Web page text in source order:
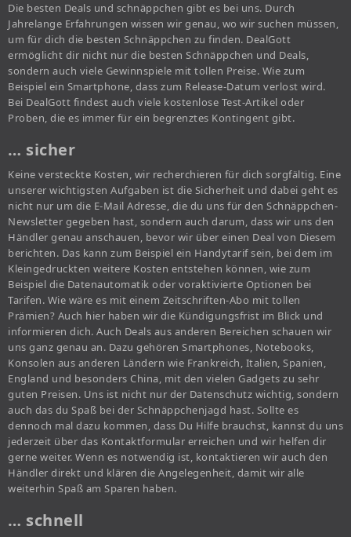
Die besten Deals und schnäppchen gibt es bei uns. Durch
Jahrelange Erfahrungen wissen wir genau, wo wir suchen müssen,
um für dich die besten Schnäppchen zu finden. DealGott
ermöglicht dir nicht nur die besten Schnäppchen und Deals,
sondern auch viele Gewinnspiele mit tollen Preise. Wie zum
Beispiel ein Smartphone, dass zum Release-Datum verlost wird.
Bei DealGott findest auch viele kostenlose Test-Artikel oder
Proben, die es immer für ein begrenztes Kontingent gibt.
… sicher
Keine versteckte Kosten, wir recherchieren für dich sorgfältig. Eine
unserer wichtigsten Aufgaben ist die Sicherheit und dabei geht es
nicht nur um die E-Mail Adresse, die du uns für den Schnäppchen-
Newsletter gegeben hast, sondern auch darum, dass wir uns den
Händler genau anschauen, bevor wir über einen Deal von Diesem
berichten. Das kann zum Beispiel ein Handytarif sein, bei dem im
Kleingedruckten weitere Kosten entstehen können, wie zum
Beispiel die Datenautomatik oder voraktivierte Optionen bei
Tarifen. Wie wäre es mit einem Zeitschriften-Abo mit tollen
Prämien? Auch hier haben wir die Kündigungsfrist im Blick und
informieren dich. Auch Deals aus anderen Bereichen schauen wir
uns ganz genau an. Dazu gehören Smartphones, Notebooks,
Konsolen aus anderen Ländern wie Frankreich, Italien, Spanien,
England und besonders China, mit den vielen Gadgets zu sehr
guten Preisen. Uns ist nicht nur der Datenschutz wichtig, sondern
auch das du Spaß bei der Schnäppchenjagd hast. Sollte es
dennoch mal dazu kommen, dass Du Hilfe brauchst, kannst du uns
jederzeit über das Kontaktformular erreichen und wir helfen dir
gerne weiter. Wenn es notwendig ist, kontaktieren wir auch den
Händler direkt und klären die Angelegenheit, damit wir alle
weiterhin Spaß am Sparen haben.
… schnell